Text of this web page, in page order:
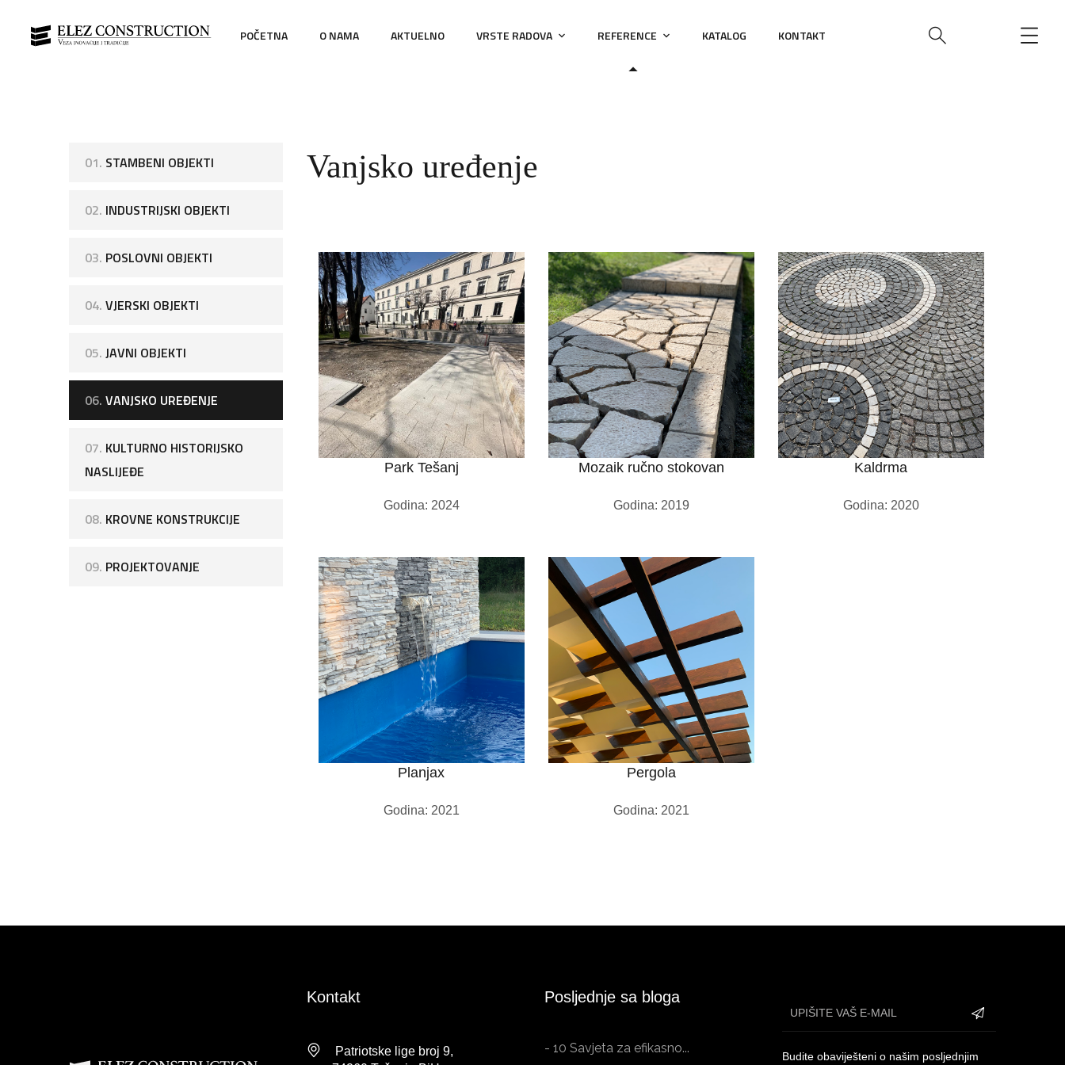
POČETNA O NAMA AKTUELNO VRSTE RADOVA REFERENCE KATALOG KONTAKT
01. STAMBENI OBJEKTI
02. INDUSTRIJSKI OBJEKTI
03. POSLOVNI OBJEKTI
04. VJERSKI OBJEKTI
05. JAVNI OBJEKTI
06. VANJSKO UREĐENJE
07. KULTURNO HISTORIJSKO
NASLIJEĐE
08. KROVNE KONSTRUKCIJE
09. PROJEKTOVANJE
Vanjsko uređenje
Park Tešanj
Godina: 2024
Mozaik ručno stokovan
Godina: 2019
Kaldrma
Godina: 2020
Planjax
Godina: 2021
Pergola
Godina: 2021
Kontakt
Patriotske lige broj 9,
Posljednje sa bloga
- 10 Savjeta za efikasno...
Budite obaviješteni o našim posljednjim